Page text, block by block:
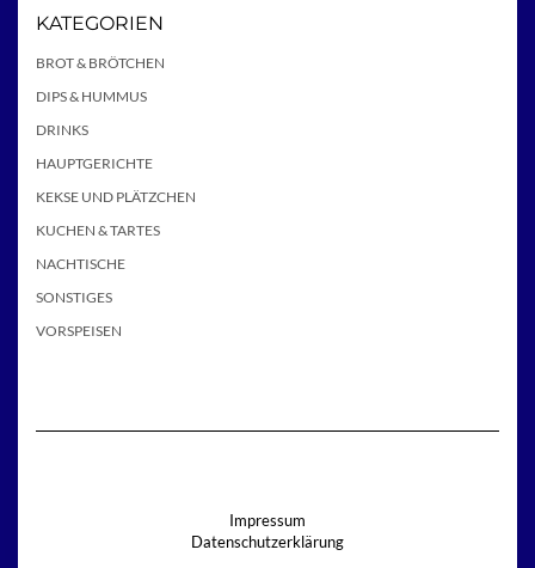
KATEGORIEN
BROT & BRÖTCHEN
DIPS & HUMMUS
DRINKS
HAUPTGERICHTE
KEKSE UND PLÄTZCHEN
KUCHEN & TARTES
NACHTISCHE
SONSTIGES
VORSPEISEN
Impressum
Datenschutzerklärung